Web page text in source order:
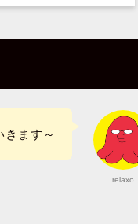
relaxo
ます～